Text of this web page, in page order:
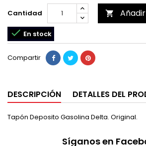
Cantidad 
 En stock
Compartir
DESCRIPCIÓN DETALLES DEL
Tapón Deposito Gasolina Delta. Original.
Síganos en